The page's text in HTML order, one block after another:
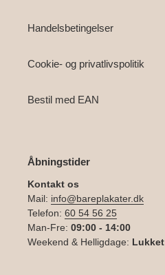
Handelsbetingelser
Cookie- og privatlivspolitik
Bestil med EAN
Åbningstider
Kontakt os
Mail: info@bareplakater.dk
Telefon: 60 54 56 25
Man-Fre: 09:00 - 14:00
Weekend & Helligdage: Lukket